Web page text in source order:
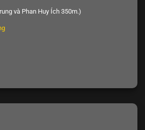
và Phan Huy Ích 350m.)